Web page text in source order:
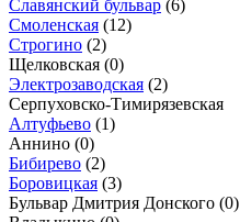
Славянский бульвар (6)
Смоленская (12)
Строгино (2)
Щелковская (0)
Электрозаводская (2)
Серпуховско-Тимирязевская
Алтуфьево (1)
Аннино (0)
Бибирево (2)
Боровицкая (3)
Бульвар Дмитрия Донского (0)